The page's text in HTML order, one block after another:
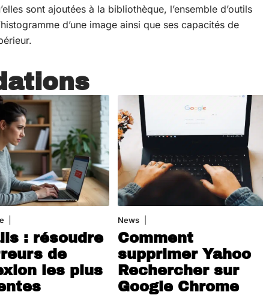
sont ajoutées à la bibliothèque, l’ensemble d’outils
d’une image ainsi que ses capacités de
: résoudre
de
les plus
News
Comment
supprimer Yahoo
Rechercher sur
Google Chrome